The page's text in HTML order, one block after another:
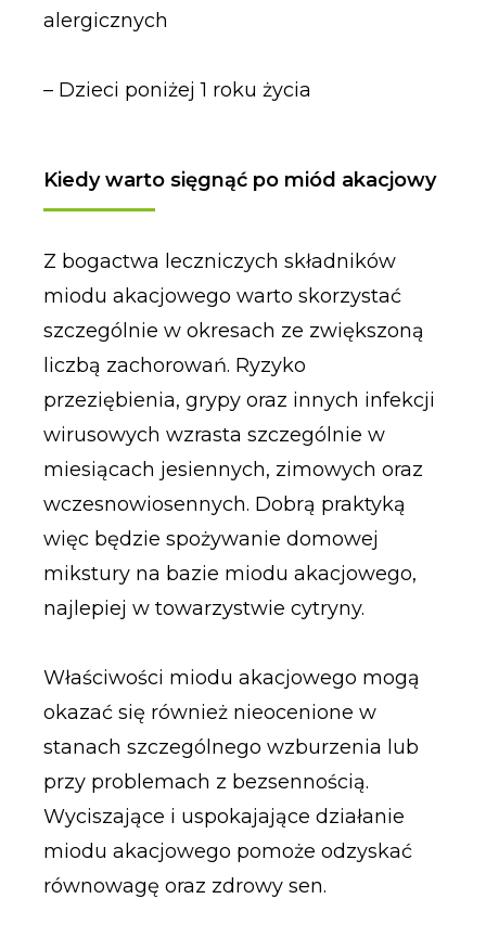
alergicznych
– Dzieci poniżej 1 roku życia
Kiedy warto sięgnąć po miód akacjowy
Z bogactwa leczniczych składników
miodu akacjowego warto skorzystać
szczególnie w okresach ze zwiększoną
liczbą zachorowań. Ryzyko
przeziębienia, grypy oraz innych infekcji
wirusowych wzrasta szczególnie w
miesiącach jesiennych, zimowych oraz
wczesnowiosennych. Dobrą praktyką
więc będzie spożywanie domowej
mikstury na bazie miodu akacjowego,
najlepiej w towarzystwie cytryny.
Właściwości miodu akacjowego mogą
okazać się również nieocenione w
stanach szczególnego wzburzenia lub
przy problemach z bezsennością.
Wyciszające i uspokajające działanie
miodu akacjowego pomoże odzyskać
równowagę oraz zdrowy sen.